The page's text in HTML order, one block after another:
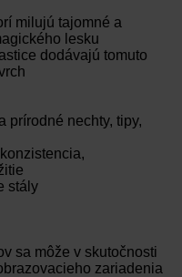
milujú tajomné a
lesku
dodávajú tomuto
prírodné nechty, tipy,
stály
sa môže v skutočnosti
zariadenia